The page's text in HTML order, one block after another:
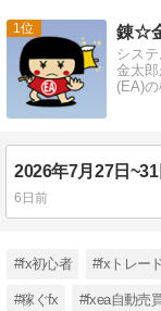
1 錬☆
シス
金太
(EA)
6日前
#fx初心者 #fxトレー
#稼ぐfx #fxea自動売